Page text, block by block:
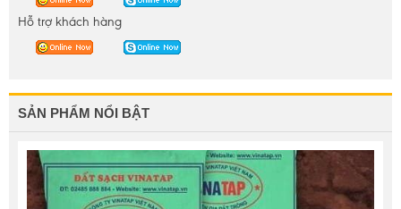
Hỗ trợ khách hàng
SẢN PHẨM NỔI BẬT